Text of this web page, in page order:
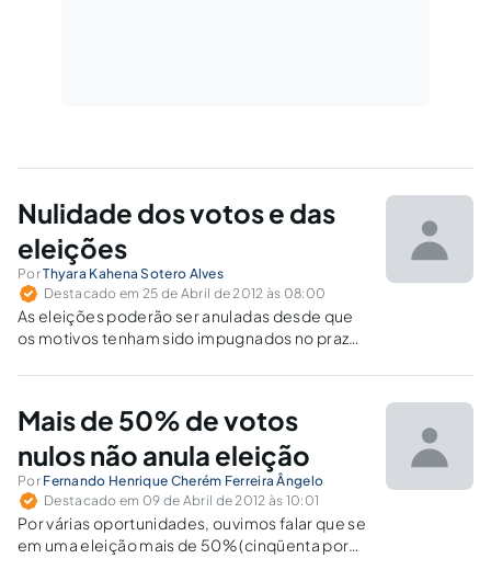
Nulidade dos votos e das
eleições
PorThyara Kahena Sotero Alves
Destacado em 25 de Abril de 2012 às 08:00
As eleições poderão ser anuladas desde que
os motivos tenham sido impugnados no prazo
nulidade e anulabilidade dos votos e que haja
Mais de 50% de votos
nulos não anula eleição
Por Fernando Henrique Cherém Ferreira Ângelo
Destacado em 09 de Abril de 2012 às 10:01
Por várias oportunidades, ouvimos falar que se
em uma eleição mais de 50% (cinqüenta por